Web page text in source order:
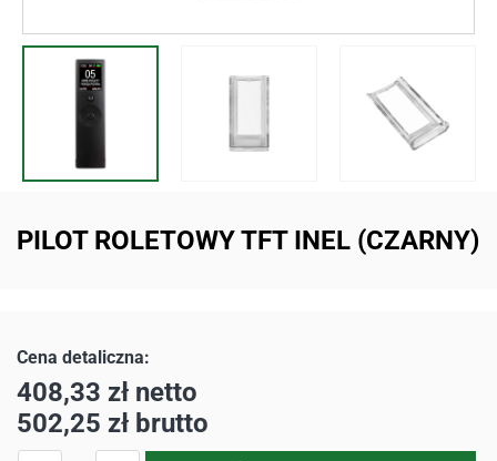
PILOT ROLETOWY TFT INEL (CZARNY)
408,33 zł netto
502,25 zł brutto